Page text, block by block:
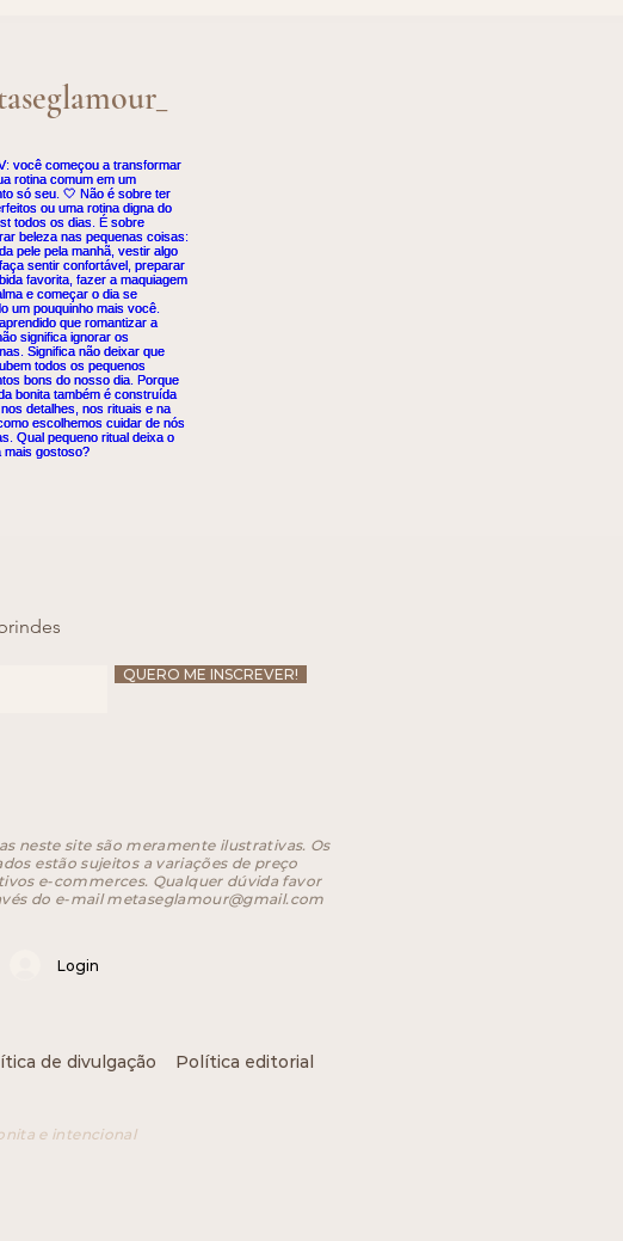
QUERO ME INSCREVER!
neste site são meramente ilustrativas. Os
estão sujeitos a variações de preço
e-commerces. Qualquer dúvida favor
do e-mailmetaseglamour@gmail.com
Login
de divulgação
e intencional
Política editorial